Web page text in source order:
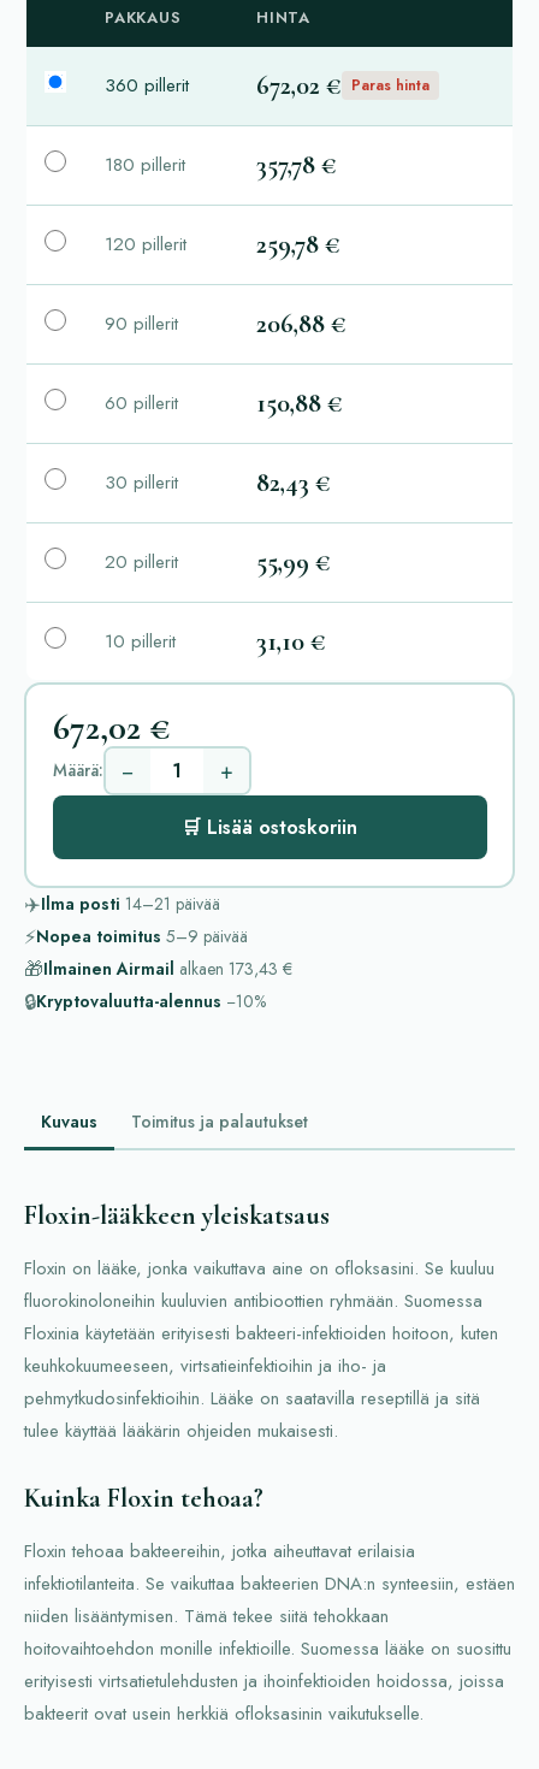
PAKKAUS HINTA
360 pillerit 672,02 € Paras hinta
180 pillerit 357,78 €
120 pillerit 259,78 €
90 pillerit 206,88 €
60 pillerit 150,88 €
30 pillerit 82,43 €
20 pillerit 55,99 €
10 pillerit 31,10 €
672,02 €
Määrä: − +
🛒 Lisää ostoskoriin
✈️Ilma posti 14–21 päivää
⚡Nopea toimitus 5–9 päivää
🎁Ilmainen Airmail alkaen 173,43 €
🔒Kryptovaluutta-alennus −10%
Kuvaus Toimitus ja palautukset
Floxin-lääkkeen yleiskatsaus
Floxin on lääke, jonka vaikuttava aine on ofloksasini. Se kuuluu
fluorokinoloneihin kuuluvien antibioottien ryhmään. Suomessa
Floxinia käytetään erityisesti bakteeri-infektioiden hoitoon, kuten
keuhkokuumeeseen, virtsatieinfektioihin ja iho- ja
pehmytkudosinfektioihin. Lääke on saatavilla reseptillä ja sitä
tulee käyttää lääkärin ohjeiden mukaisesti.
Kuinka Floxin tehoaa?
Floxin tehoaa bakteereihin, jotka aiheuttavat erilaisia
infektiotilanteita. Se vaikuttaa bakteerien DNA:n synteesiin, estäen
niiden lisääntymisen. Tämä tekee siitä tehokkaan
hoitovaihtoehdon monille infektioille. Suomessa lääke on suosittu
erityisesti virtsatietulehdusten ja ihoinfektioiden hoidossa, joissa
bakteerit ovat usein herkkiä ofloksasinin vaikutukselle.